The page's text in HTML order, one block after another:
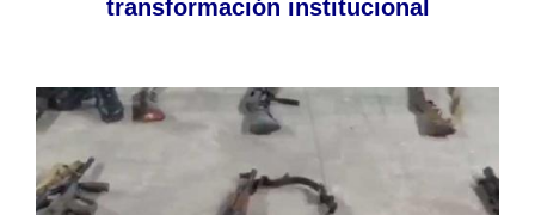
transformación institucional